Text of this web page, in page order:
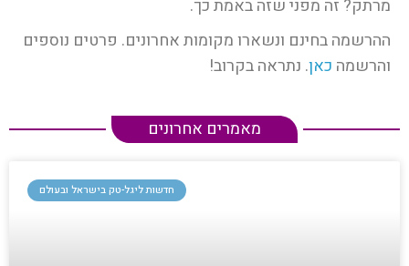
מרתק? זה מפני שזה באמת כך.
ההרשמה בחינם ונשארו מקומות אחרונים. פרטים נוספים
והרשמה כאן. נתראה בקרוב!
מאמרים אחרונים
חדשות ליגל-טק בישראל ובעולם